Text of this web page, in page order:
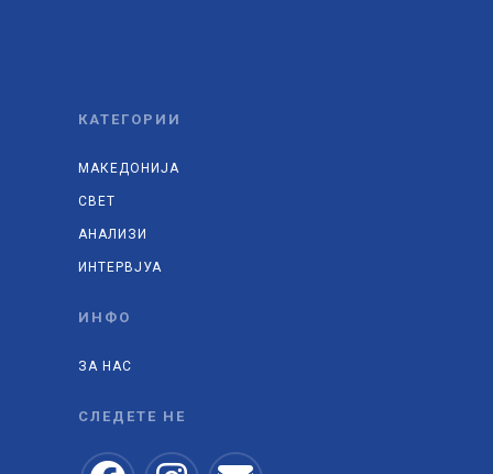
КАТЕГОРИИ
МАКЕДОНИЈА
СВЕТ
АНАЛИЗИ
ИНТЕРВЈУА
ИНФО
ЗА НАС
СЛЕДЕТЕ НЕ